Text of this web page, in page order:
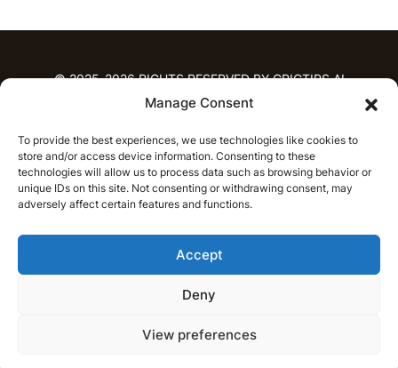
Manage Consent
To provide the best experiences, we use technologies like cookies to
store and/or access device information. Consenting to these
technologies will allow us to process data such as browsing behavior or
unique IDs on this site. Not consenting or withdrawing consent, may
adversely affect certain features and functions.
Accept
Deny
View preferences
© 2025-2026 RIGHTS RESERVED BY CRICTIPS.AI
भविष्यवाणियाँ
आईपीएल भविष्यवाणियाँ
टी20 लीग भविष्यवाणियाँ
महिला क्रिकेट
नवीनतम क्रिकेट भविष्यवाणियाँ
भविष्यवाणी विश्लेषण
समाचार
आईपीएल समाचार
English